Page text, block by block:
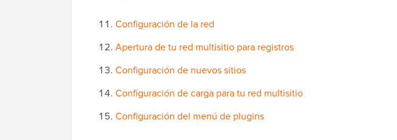
Configuración de la red
Apertura de tu red multisitio para registros
Configuración de nuevos sitios
Configuración de carga para tu red multisitio
Configuración del menú de plugins